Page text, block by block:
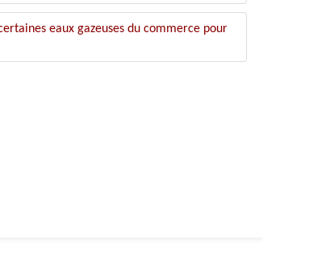
eaux gazeuses du commerce pour